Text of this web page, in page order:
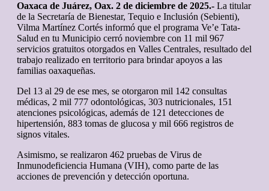
Oaxaca de Juárez, Oax. 2 de diciembre de 2025.- La titular
de la Secretaría de Bienestar, Tequio e Inclusión (Sebienti),
Vilma Martínez Cortés informó que el programa Ve’e Tata-
Salud en tu Municipio cerró noviembre con 11 mil 967
servicios gratuitos otorgados en Valles Centrales, resultado del
trabajo realizado en territorio para brindar apoyos a las
familias oaxaqueñas.
Del 13 al 29 de ese mes, se otorgaron mil 142 consultas
médicas, 2 mil 777 odontológicas, 303 nutricionales, 151
atenciones psicológicas, además de 121 detecciones de
hipertensión, 883 tomas de glucosa y mil 666 registros de
signos vitales.
Asimismo, se realizaron 462 pruebas de Virus de
Inmunodeficiencia Humana (VIH), como parte de las
acciones de prevención y detección oportuna.